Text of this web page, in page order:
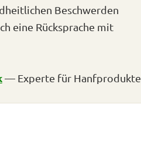
Beschwerden
eine Rücksprache mit
— Experte für Hanfprodukte